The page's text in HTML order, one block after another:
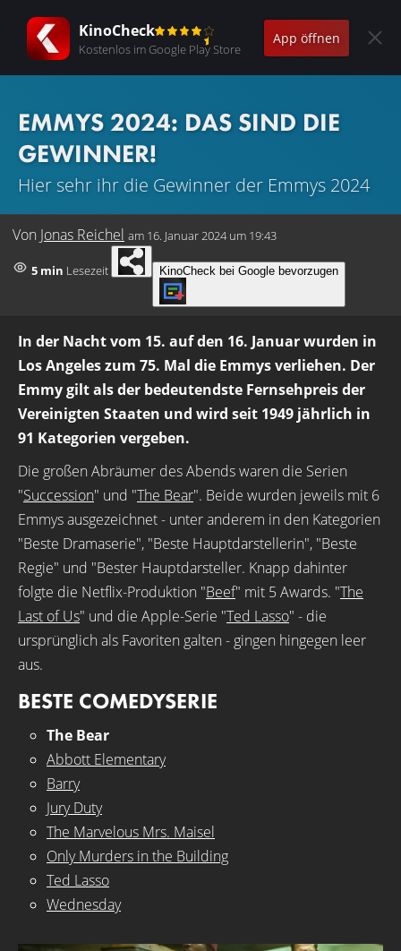
KinoCheck
Kostenlos im Google Play Store
App öffnen
EMMYS 2024: DAS SIND DIE
GEWINNER!
Hier sehr ihr die Gewinner der Emmys 2024
Von Jonas Reichel am 16. Januar 2024 um 19:43
5 min Lesezeit KinoCheck bei Google bevorzugen
In der Nacht vom 15. auf den 16. Januar wurden in
Los Angeles zum 75. Mal die Emmys verliehen. Der
Emmy gilt als der bedeutendste Fernsehpreis der
Vereinigten Staaten und wird seit 1949 jährlich in
91 Kategorien vergeben.
Die großen Abräumer des Abends waren die Serien
"Succession" und "The Bear". Beide wurden jeweils mit 6
Emmys ausgezeichnet - unter anderem in den Kategorien
"Beste Dramaserie", "Beste Hauptdarstellerin", "Beste
Regie" und "Bester Hauptdarsteller. Knapp dahinter
folgte die Netflix-Produktion "Beef" mit 5 Awards. "The
Last of Us" und die Apple-Serie "Ted Lasso" - die
ursprünglich als Favoriten galten - gingen hingegen leer
aus.
BESTE COMEDYSERIE
The Bear
Abbott Elementary
Barry
Jury Duty
The Marvelous Mrs. Maisel
Only Murders in the Building
Ted Lasso
Wednesday